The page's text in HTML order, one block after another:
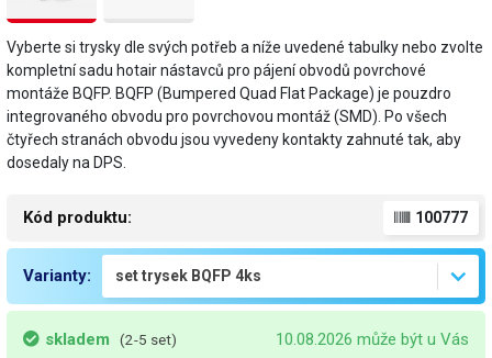
Vyberte si trysky dle svých potřeb a níže uvedené tabulky nebo zvolte
kompletní sadu hotair nástavců pro pájení obvodů povrchové
montáže BQFP. BQFP (Bumpered Quad Flat Package) je pouzdro
integrovaného obvodu pro povrchovou montáž (SMD). Po všech
čtyřech stranách obvodu jsou vyvedeny kontakty zahnuté tak, aby
dosedaly na DPS.
Kód produktu: 100777
Varianty:
skladem (2-5 set) 10.08.2026 může být u Vás